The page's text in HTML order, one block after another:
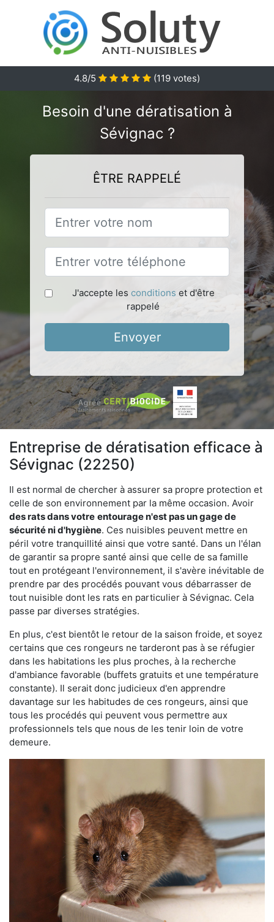
4.8/5 (119 votes)
Besoin d'une dératisation à
Sévignac ?
ÊTRE RAPPELÉ
J'accepte les conditions et d'être
rappelé
Envoyer
Entreprise de dératisation efficace à
Sévignac (22250)
Il est normal de chercher à assurer sa propre protection et
celle de son environnement par la même occasion. Avoir
des rats dans votre entourage n'est pas un gage de
sécurité ni d'hygiène. Ces nuisibles peuvent mettre en
péril votre tranquillité ainsi que votre santé. Dans un l'élan
de garantir sa propre santé ainsi que celle de sa famille
tout en protégeant l'environnement, il s'avère inévitable de
prendre par des procédés pouvant vous débarrasser de
tout nuisible dont les rats en particulier à Sévignac. Cela
passe par diverses stratégies.
En plus, c'est bientôt le retour de la saison froide, et soyez
certains que ces rongeurs ne tarderont pas à se réfugier
dans les habitations les plus proches, à la recherche
d'ambiance favorable (buffets gratuits et une température
constante). Il serait donc judicieux d'en apprendre
davantage sur les habitudes de ces rongeurs, ainsi que
tous les procédés qui peuvent vous permettre aux
professionnels tels que nous de les tenir loin de votre
demeure.